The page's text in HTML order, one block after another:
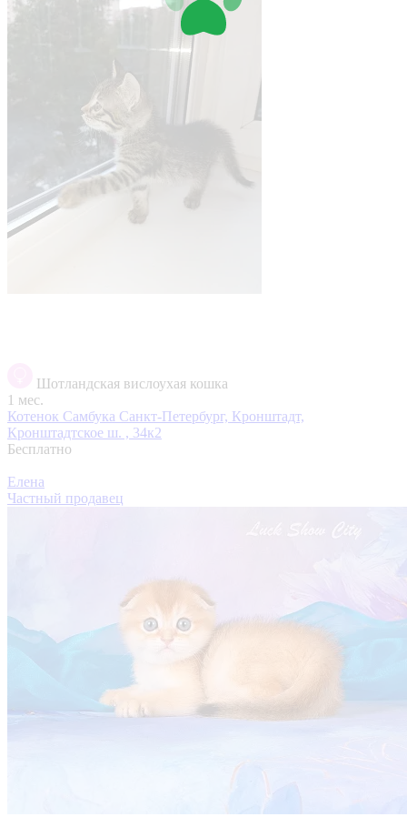
Шотландская вислоухая кошка
1 мес.
Котенок Самбука Санкт-Петербург, Кронштадт,
Кронштадтское ш. , 34к2
Бесплатно
Елена
Частный продавец